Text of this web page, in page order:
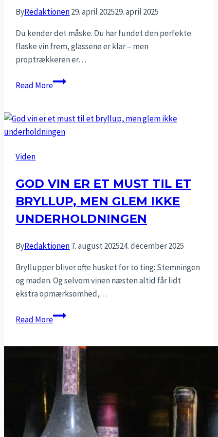
ByRedaktionen29. april 202529. april 2025
Du kender det måske. Du har fundet den perfekte
flaske vin frem, glassene er klar – men
proptrækkeren er…
Read MoreHvordan
en
vin
Viden
GOD VIN ER ET MUST TIL ET
BRYLLUP, MEN GLEM IKKE
UNDERHOLDNINGEN
ByRedaktionen7. august 202524. december 2025
Bryllupper bliver ofte husket for to ting: Stemningen
og maden. Og selvom vinen næsten altid får lidt
ekstra opmærksomhed,…
Read MoreGod
must
et
bryllup,
men
glem